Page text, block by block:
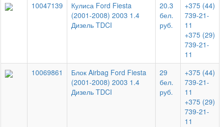
10047139
Кулиса Ford Fiesta
(2001-2008) 2003 1.4
Дизель TDCI
20.3
бел.
руб.
+375 (44)
739-21-
11
+375 (29)
739-21-
11
10069861
Блок Airbag Ford Fiesta
(2001-2008) 2003 1.4
Дизель TDCI
29
бел.
руб.
+375 (44)
739-21-
11
+375 (29)
739-21-
11